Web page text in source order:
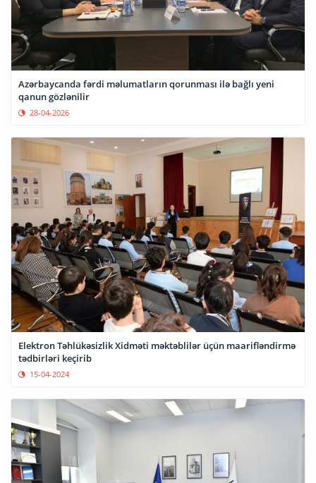
Azərbaycanda fərdi məlumatların qorunması ilə bağlı yeni
qanun gözlənilir
28-04-2026
Elektron Təhlükəsizlik Xidməti məktəblilər üçün maarifləndirmə
tədbirləri keçirib
15-04-2024